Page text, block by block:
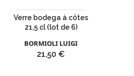
Verre bodega à côtes
21,5 cl (lot de 6)
BORMIOLI LUIGI
Prix
21,50 €